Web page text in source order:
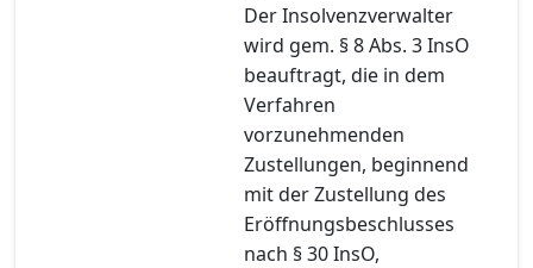
Der Insolvenzverwalter
wird gem. § 8 Abs. 3 InsO
beauftragt, die in dem
Verfahren
vorzunehmenden
Zustellungen, beginnend
mit der Zustellung des
Eröffnungsbeschlusses
nach § 30 InsO,